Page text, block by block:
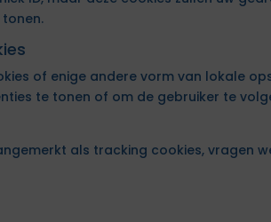
of enige andere vorm van lokale
te tonen of om de gebruiker te
als tracking cookies, vragen